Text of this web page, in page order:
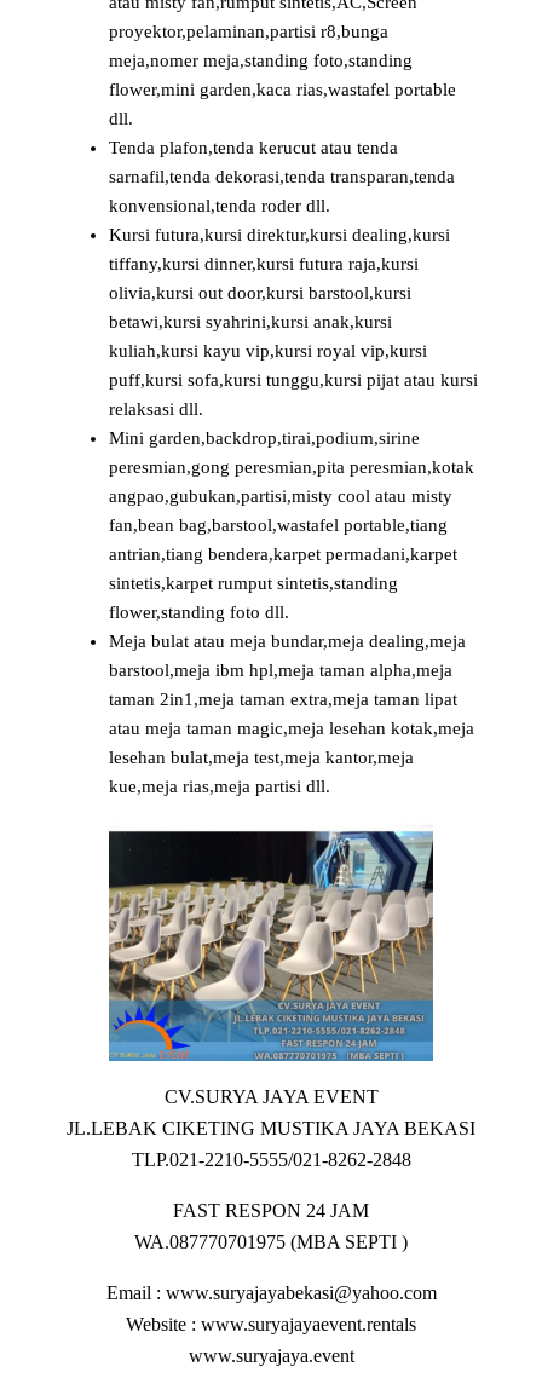
proyektor,pelaminan,partisi r8,bunga
meja,nomer meja,standing foto,standing
flower,mini garden,kaca rias,wastafel portable
dll.
Tenda plafon,tenda kerucut atau tenda
sarnafil,tenda dekorasi,tenda transparan,tenda
konvensional,tenda roder dll.
Kursi futura,kursi direktur,kursi dealing,kursi
tiffany,kursi dinner,kursi futura raja,kursi
olivia,kursi out door,kursi barstool,kursi
betawi,kursi syahrini,kursi anak,kursi
kuliah,kursi kayu vip,kursi royal vip,kursi
puff,kursi sofa,kursi tunggu,kursi pijat atau kursi
relaksasi dll.
Mini garden,backdrop,tirai,podium,sirine
peresmian,gong peresmian,pita peresmian,kotak
angpao,gubukan,partisi,misty cool atau misty
fan,bean bag,barstool,wastafel portable,tiang
antrian,tiang bendera,karpet permadani,karpet
sintetis,karpet rumput sintetis,standing
flower,standing foto dll.
Meja bulat atau meja bundar,meja dealing,meja
barstool,meja ibm hpl,meja taman alpha,meja
taman 2in1,meja taman extra,meja taman lipat
atau meja taman magic,meja lesehan kotak,meja
lesehan bulat,meja test,meja kantor,meja
kue,meja rias,meja partisi dll.
CV.SURYA JAYA EVENT
JL.LEBAK CIKETING MUSTIKA JAYA BEKASI
TLP.021-2210-5555/021-8262-2848
FAST RESPON 24 JAM
WA.087770701975 (MBA SEPTI )
Email : www.suryajayabekasi@yahoo.com
Website : www.suryajayaevent.rentals
www.suryajaya.event